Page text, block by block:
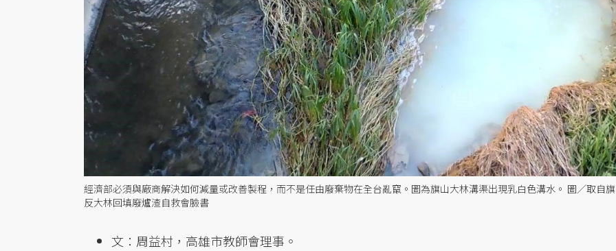
經濟部必須與廠商解決如何減量或改善製程，而不是任由廢棄物在全台亂竄。圖為旗山大林溝渠出現乳白色溝水。 圖／取自
反大林回填廢爐渣自救會臉書
文：周益村，高雄市教師會理事。